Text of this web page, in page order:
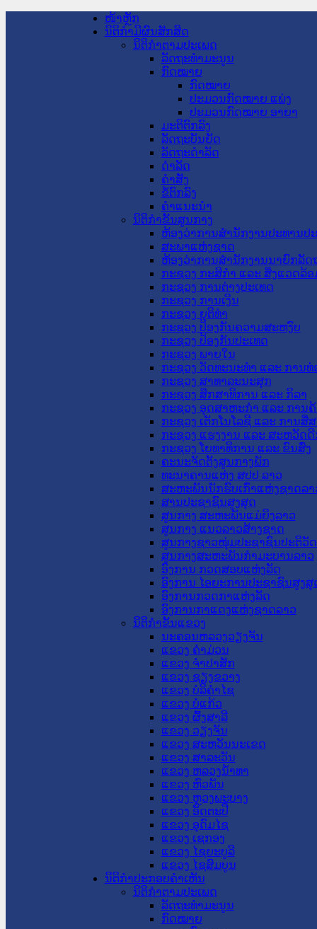
ໜ້າຫຼັກ
ນິຕິກໍາມີຜົນສັກສິດ
ນິຕິກໍາຕາມປະເພດ
ລັດຖະທໍາມະນູນ
ກົດໝາຍ
ກົດໝາຍ
ປະມວນກົດໝາຍ ແພ່ງ
ປະມວນກົດໝາຍ ອາຍາ
ມະຕິຕົກລົງ
ລັດຖະບັນຍັດ
ລັດຖະດໍາລັດ
ດໍາລັດ
ຄໍາສັ່ງ
ຂໍ້ຕົກລົງ
ຄໍາແນະນໍາ
ນິຕິກໍາຂັ້ນສູນກາງ
ຫ້ອງວ່າການສໍານັກງານປະທານປ
ສະພາແຫ່ງຊາດ
ຫ້ອງວ່າການສຳນັກງານນາຍົກລັດ
ກະຊວງ ກະສິກຳ ແລະ ສິ່ງແວດລ້ອ
ກະຊວງ ການຕ່າງປະເທດ
ກະຊວງ ການເງິນ
ກະຊວງ ຍຸຕິທໍາ
ກະຊວງ ປ້ອງກັນຄວາມສະຫງົບ
ກະຊວງ ປ້ອງກັນປະເທດ
ກະຊວງ ພາຍໃນ
ກະຊວງ ວັດທະນະທຳ ແລະ ການທ່
ກະຊວງ ສາທາລະນະສຸກ
ກະຊວງ ສຶກສາທິການ ແລະ ກິລາ
ກະຊວງ ອຸດສາຫະກຳ ແລະ ການຄ້
ກະຊວງ ເຕັກໂນໂລຊີ ແລະ ການສື່
ກະຊວງ ແຮງງານ ແລະ ສະຫວັດ
ກະຊວງ ໂຍທາທິການ ແລະ ຂົນສົ່ງ
ຄະນະຈັດຕັ້ງສູນກາງພັກ
ທະນາຄານແຫ່ງ ສປປ ລາວ
ສະຫະພັນນັກຮົບເກົ່າແຫ່ງຊາດລາ
ສານປະຊາຊົນສູງສຸດ
ສູນກາງ ສະຫະພັນແມ່ຍິງລາວ
ສູນກາງ ແນວລາວສ້າງຊາດ
ສູນກາງຊາວໜຸ່ມປະຊາຊົນປະຕິວັ
ສູນກາງສະຫະພັນກຳມະບານລາວ
ອົງການ ກວດສອບແຫ່ງລັດ
ອົງການ ໄອຍະການປະຊາຊົນສູງສຸ
ອົງການກວດກາແຫ່ງລັດ
ອົງການກາແດງແຫ່ງຊາດລາວ
ນິຕິກໍາຂັ້ນແຂວງ
ນະ​ຄອນ​ຫລວງວຽງຈັນ
ແຂວງ ຄໍາມ່ວນ
ແຂວງ ຈໍາປາສັກ
ແຂວງ ຊຽງຂວາງ
ແຂວງ ບໍລິຄໍາໄຊ
ແຂວງ ບໍ່ແກ້ວ
ແຂວງ ຜົ້ງສາລີ
ແຂວງ ວຽງຈັນ
ແຂວງ ສະຫວັນນະເຂດ
ແຂວງ ສາລະວັນ
ແຂວງ ຫລວງນໍ້າທາ
ແຂວງ ຫົວພັນ
ແຂວງ ຫຼວງພະບາງ
ແຂວງ ອັດຕະປື
ແຂວງ ອຸດົມໄຊ
ແຂວງ ເຊກອງ
ແຂວງ ໄຊຍະບູລີ
ແຂວງ ໄຊສົມບູນ
ນິຕິກໍາປະກອບຄໍາເຫັນ
ນິຕິກໍາຕາມປະເພດ
ລັດຖະທໍາມະນູນ
ກົດໝາຍ